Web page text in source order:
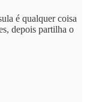
é qualquer coisa
depois partilha o